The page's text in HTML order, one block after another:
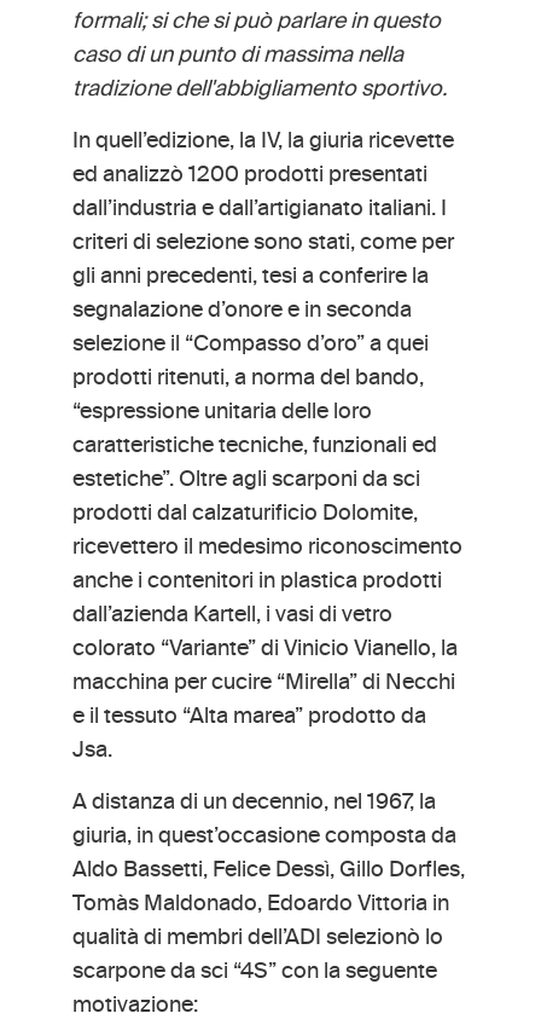
formali; si che si può parlare in questo
caso di un punto di massima nella
tradizione dell'abbigliamento sportivo.
In quell’edizione, la IV, la giuria ricevette
ed analizzò 1200 prodotti presentati
dall’industria e dall’artigianato italiani. I
criteri di selezione sono stati, come per
gli anni precedenti, tesi a conferire la
segnalazione d’onore e in seconda
selezione il “Compasso d’oro” a quei
prodotti ritenuti, a norma del bando,
“espressione unitaria delle loro
caratteristiche tecniche, funzionali ed
estetiche”. Oltre agli scarponi da sci
prodotti dal calzaturificio Dolomite,
ricevettero il medesimo riconoscimento
anche i contenitori in plastica prodotti
dall’azienda Kartell, i vasi di vetro
colorato “Variante” di Vinicio Vianello, la
macchina per cucire “Mirella” di Necchi
e il tessuto “Alta marea” prodotto da
Jsa.
A distanza di un decennio, nel 1967, la
giuria, in quest’occasione composta da
Aldo Bassetti, Felice Dessì, Gillo Dorfles,
Tomàs Maldonado, Edoardo Vittoria in
qualità di membri dell’ADI selezionò lo
scarpone da sci “4S” con la seguente
motivazione: